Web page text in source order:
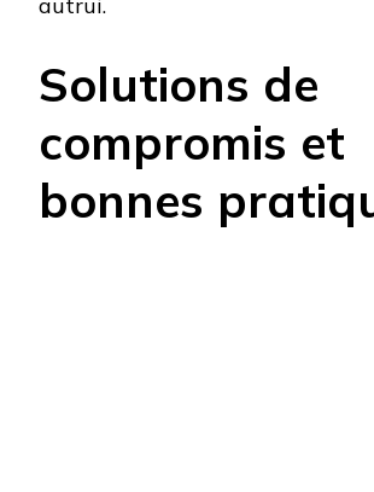
Solutions de
compromis et
bonnes